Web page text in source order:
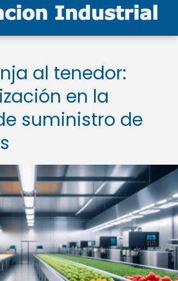
al tenedor:
en la
suministro de